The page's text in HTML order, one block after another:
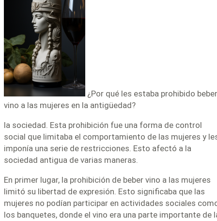
¿Por qué les estaba prohibido beber
vino a las mujeres en la antigüedad?
la sociedad. Esta prohibición fue una forma de control
social que limitaba el comportamiento de las mujeres y
imponía una serie de restricciones. Esto afectó a la
sociedad antigua de varias maneras.
En primer lugar, la prohibición de beber vino a las mujeres
limitó su libertad de expresión. Esto significaba que las
mujeres no podían participar en actividades sociales
los banquetes, donde el vino era una parte importante de